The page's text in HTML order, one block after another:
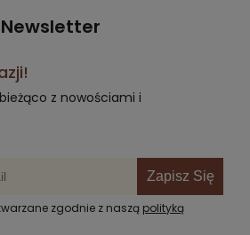
Newsletter
z nowościami i
Zapisz Się
zgodnie z naszą polityką